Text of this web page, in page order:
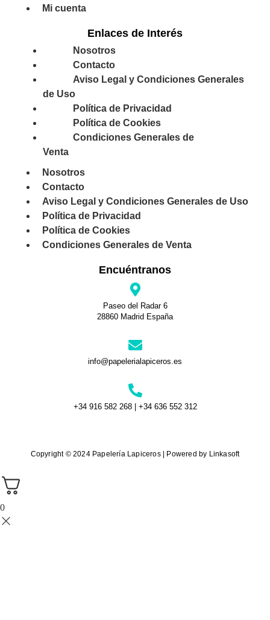
Mi cuenta
Enlaces de Interés
Nosotros
Contacto
Aviso Legal y Condiciones Generales
de Uso
Política de Privacidad
Política de Cookies
Condiciones Generales de
Venta
Nosotros
Contacto
Aviso Legal y Condiciones Generales de Uso
Política de Privacidad
Política de Cookies
Condiciones Generales de Venta
Encuéntranos
Paseo del Radar 6
28860 Madrid España
info@papelerialapiceros.es
+34 916 582 268 | +34 636 552 312
Copyright © 2024 Papelería Lapiceros | Powered by Linkasoft
0